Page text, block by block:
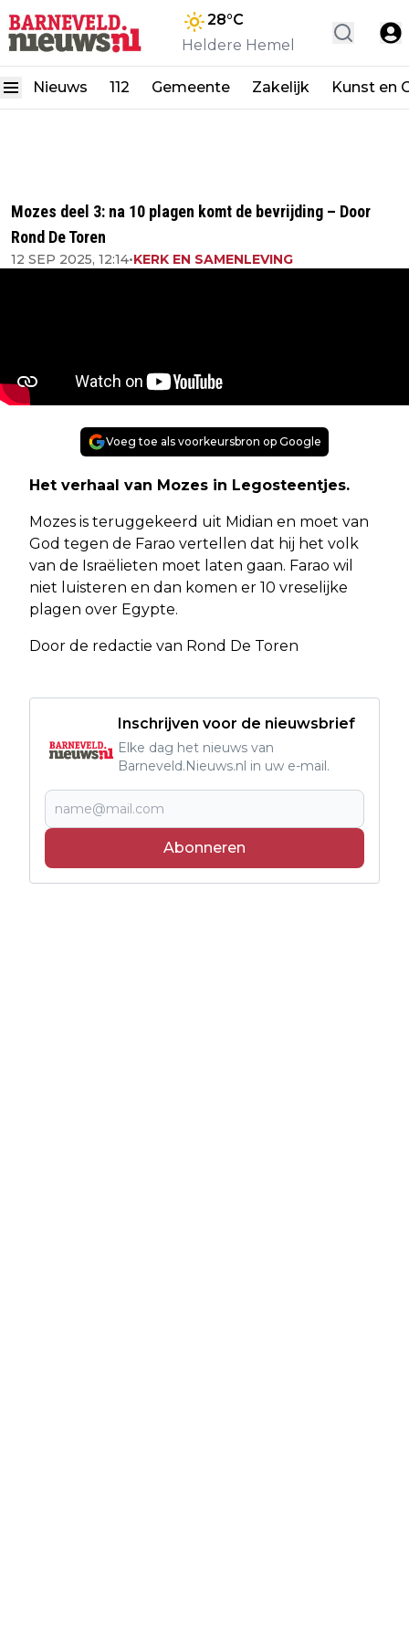
28°C
Heldere Hemel
Nieuws 112 Gemeente Zakelijk Kunst en
Mozes deel 3: na 10 plagen komt de bevrijding – Door
Rond De Toren
12 SEP 2025, 12:14•KERK EN SAMENLEVING
Voeg toe als voorkeursbron op Google
Het verhaal van Mozes in Legosteentjes.
Mozes is teruggekeerd uit Midian en moet van
God tegen de Farao vertellen dat hij het volk
van de Israëlieten moet laten gaan. Farao wil
niet luisteren en dan komen er 10 vreselijke
plagen over Egypte.
Door de redactie van Rond De Toren
Inschrijven voor de nieuwsbrief
Elke dag het nieuws van
Barneveld.Nieuws.nl in uw e-mail.
Abonneren